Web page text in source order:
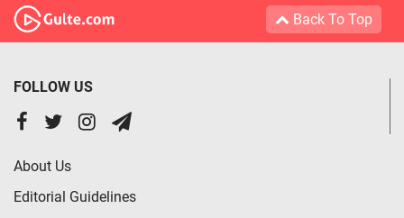
Back To Top
FOLLOW US
About Us
Editorial Guidelines